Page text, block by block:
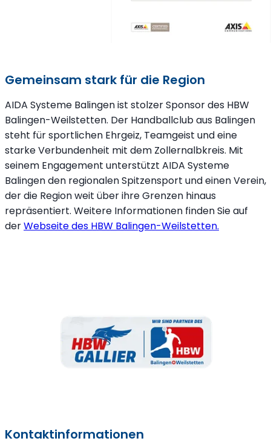
Gemeinsam stark für die Region
AIDA Systeme Balingen ist stolzer Sponsor des HBW
Balingen-Weilstetten. Der Handballclub aus Balingen
steht für sportlichen Ehrgeiz, Teamgeist und eine
starke Verbundenheit mit dem Zollernalbkreis. Mit
seinem Engagement unterstützt AIDA Systeme
Balingen den regionalen Spitzensport und einen Verein,
der die Region weit über ihre Grenzen hinaus
repräsentiert. Weitere Informationen finden Sie auf
derWebseite des HBW Balingen-Weilstetten.
Kontaktinformationen